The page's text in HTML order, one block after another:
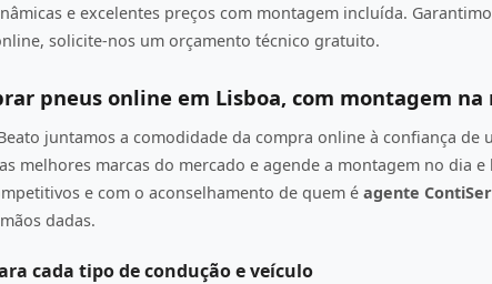
e excelentes preços com montagem incluída.
solicite-nos um orçamento técnico gratuito.
pneus online em Lisboa, com montagem na
juntamos a comodidade da compra online à confiança
melhores marcas do mercado e agende a montagem no dia
e com o aconselhamento de quem é agente
dadas.
cada tipo de condução e veículo